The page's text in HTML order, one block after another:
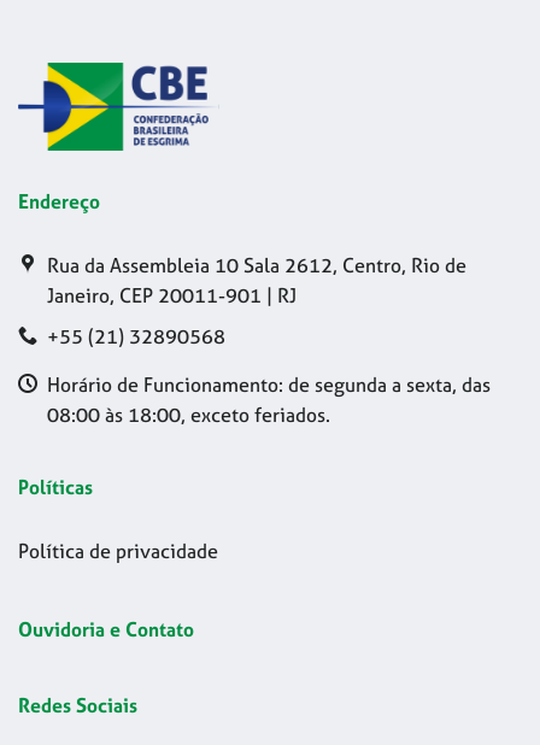
Endereço
Rua da Assembleia 10 Sala 2612, Centro, Rio de
Janeiro, CEP 20011-901 | RJ
+55 (21) 32890568
Horário de Funcionamento: de segunda a sexta, das
08:00 às 18:00, exceto feriados.
Políticas
Política de privacidade
Ouvidoria e Contato
Redes Sociais